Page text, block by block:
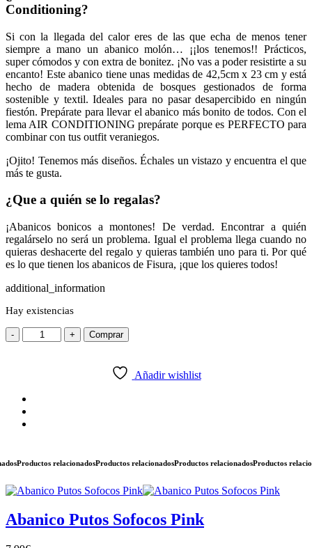
Conditioning?
Si con la llegada del calor eres de las que echa de menos tener
siempre a mano un abanico molón… ¡¡los tenemos!! Prácticos,
super cómodos y con extra de bonitez. ¡No vas a poder resistirte a su
encanto! Este abanico tiene unas medidas de 42,5cm x 23 cm y está
hecho de madera obtenida de bosques gestionados de forma
sostenible y textil.Ideales para no pasar desapercibido en ningún
fiestón. Prepárate para llevar el abanico más bonito de todos. Con el
lema AIR CONDITIONING prepárate porque es PERFECTO para
combinar con tus outfit veraniegos.
¡Ojito! Tenemos más diseños. Échales un vistazo y encuentra el que
más te gusta.
¿Que a quién se lo regalas?
¡Abanicos bonicos a montones! De verdad. Encontrar a quién
regalárselo no será un problema. Igual el problema llega cuando no
quieras deshacerte del regalo y quieras también uno para ti. Por qué
es lo que tienen los abanicos de Fisura, ¡que los quieres todos!
additional_information
Hay existencias
-
Abanico
Air
+ Comprar
Añadir wishlist
Productos relacionadosProductos relacionadosProductos relacionadosProductos
Abanico Putos Sofocos Pink